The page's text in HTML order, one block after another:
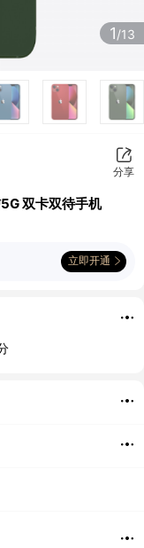
1/13
分享
双卡双待手机
立即开通